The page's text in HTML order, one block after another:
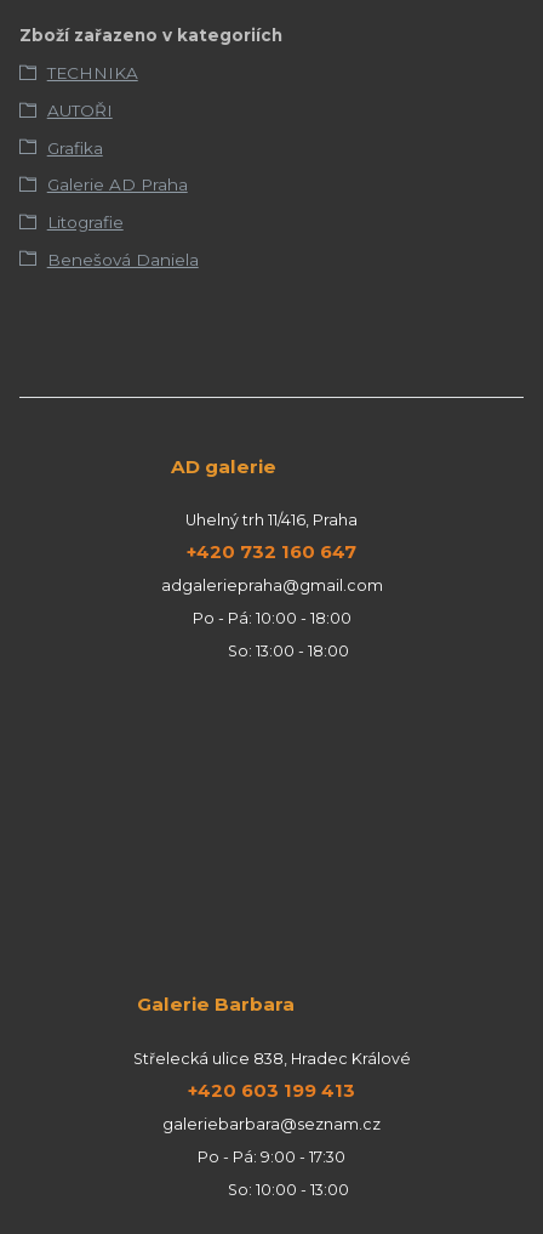
Zboží zařazeno v kategoriích
TECHNIKA
AUTOŘI
Grafika
Galerie AD Praha
Litografie
Benešová Daniela
AD galerie
Uhelný trh 11/416, Praha
+420 732 160 647
adgaleriepraha@gmail.com
Po - Pá: 10:00 - 18:00
So: 13:00 - 18:00
Galerie Barbara
Střelecká ulice 838, Hradec Králové
+420 603 199 413
galeriebarbara@seznam.cz
Po - Pá: 9:00 - 17:30
So: 10:00 - 13:00